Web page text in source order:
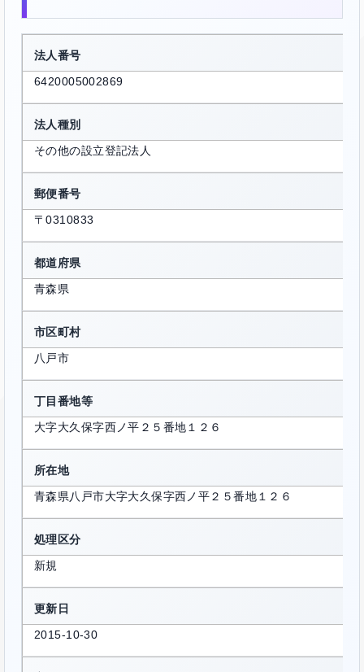
法人番号
6420005002869
法人種別
その他の設立登記法人
郵便番号
〒0310833
都道府県
青森県
市区町村
八戸市
丁目番地等
大字大久保字西ノ平２５番地１２６
所在地
青森県八戸市大字大久保字西ノ平２５番地１２６
処理区分
新規
更新日
2015-10-30